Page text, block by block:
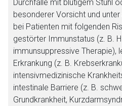
Durchfälle mit blutigem Stuhl
besonderer Vorsicht und
bei Patienten mit folgenden
gestörter Immunstatus (z. B.
immunsuppressive Therapie),
Erkrankung (z. B.
intensivmedizinische
intestinale Barriere (z. B.
Grundkrankheit,
Aufruf einer externen
Der von Ihnen aufgerufene
Seite. Für die Inhalte der
Betreiber verantwortlich.